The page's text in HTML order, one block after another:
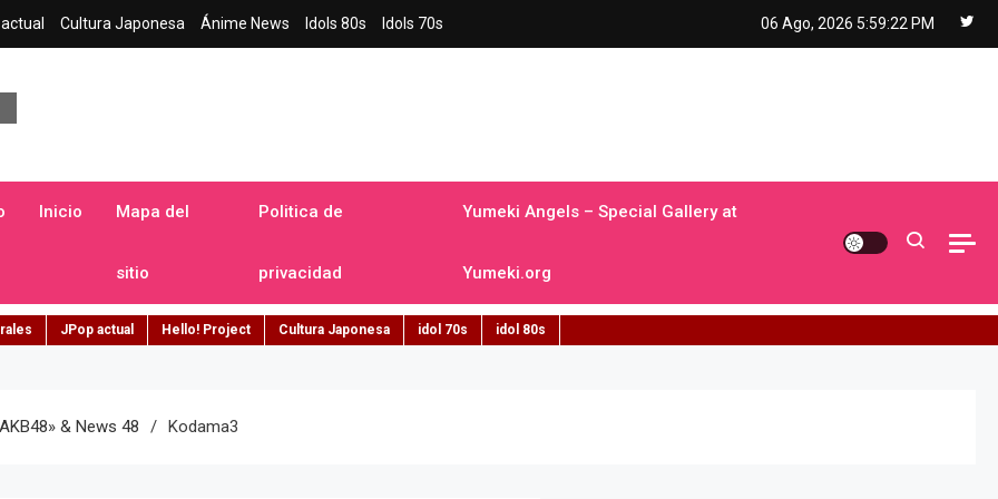
Cultura Japonesa Ánime News Idols 80s Idols 70s 06 Ago, 2026 5:59:23 PM
Inicio Mapa del
sitio
Politica de
privacidad
Yumeki Angels – Special Gallery at
Yumeki.org
JPop actual Hello! Project Cultura Japonesa idol 70s idol 80s
& News 48 Kodama3